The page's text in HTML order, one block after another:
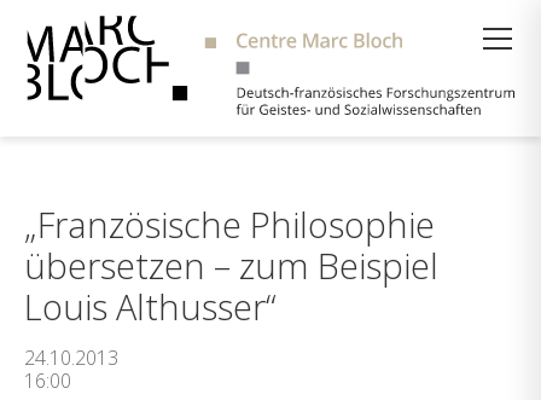
„Französische Philosophie
übersetzen – zum Beispiel
Louis Althusser“
24.10.2013
16:00